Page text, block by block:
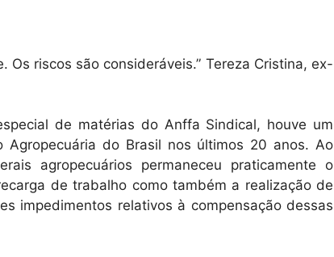
Os riscos são consideráveis.” Tereza Cristina, ex-
de matérias do Anffa Sindical, houve um
do Brasil nos últimos 20 anos. Ao
agropecuários permaneceu praticamente o
de trabalho como também a realização de
impedimentos relativos à compensação dessas